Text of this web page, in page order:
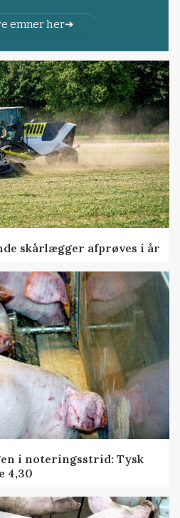
emner her
skårlægger afprøves i år
i noteringsstrid: Tysk
4,30